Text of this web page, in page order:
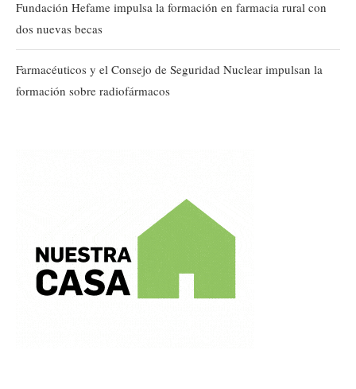
Fundación Hefame impulsa la formación en farmacia rural con
dos nuevas becas
Farmacéuticos y el Consejo de Seguridad Nuclear impulsan la
formación sobre radiofármacos